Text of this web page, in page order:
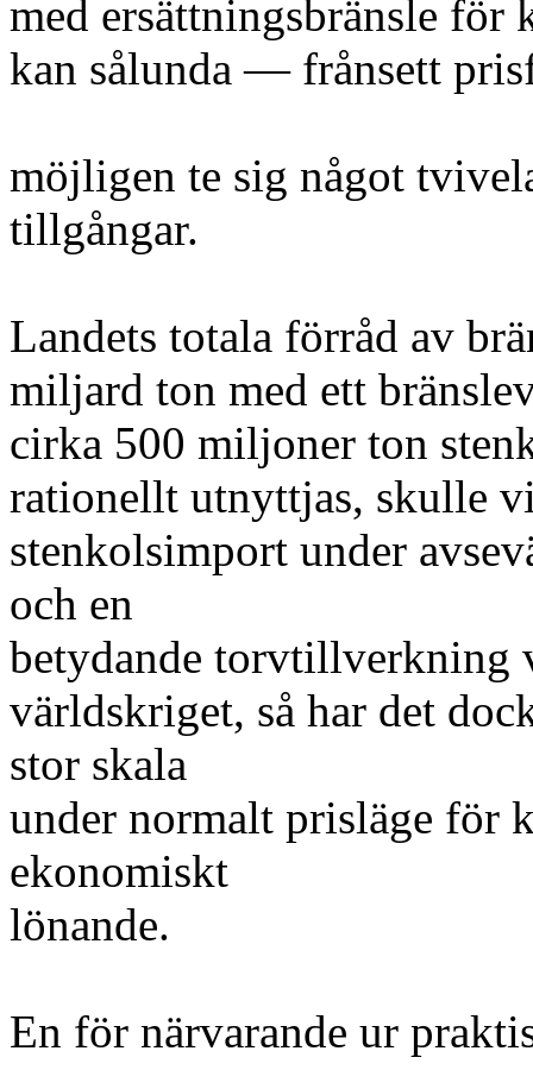
med ersättningsbränsle
kan sålunda — frånsett
möjligen te sig något
tillgångar.
Landets totala förråd av
miljard ton med ett
cirka 500 miljoner ton
rationellt utnyttjas, skulle
stenkolsimport under
och en
betydande torvtillverkning
världskriget, så har det
stor skala
under normalt prisläge för
ekonomiskt
lönande.
En för närvarande ur